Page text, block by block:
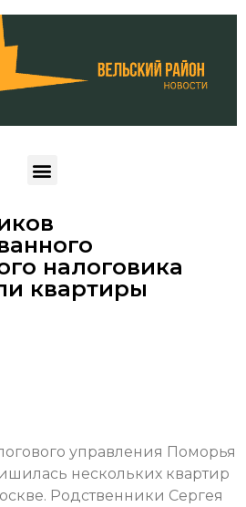
налоговика
квартиры
управления Поморья
нескольких квартир
Родственники Сергея